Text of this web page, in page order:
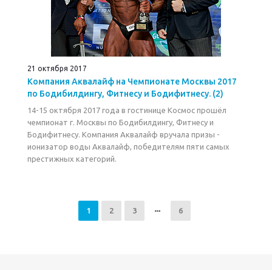
21 октября 2017
Компания Аквалайф на Чемпионате Москвы 2017
по Бодибилдингу, Фитнесу и Бодифитнесу. (2)
14-15 октября 2017 года в гостинице Космос прошёл
чемпионат г. Москвы по Бодибилдингу, Фитнесу и
Бодифитнесу. Компания Аквалайф вручала призы -
ионизатор воды Аквалайф, победителям пяти самых
престижных категорий.
1 2 3 6